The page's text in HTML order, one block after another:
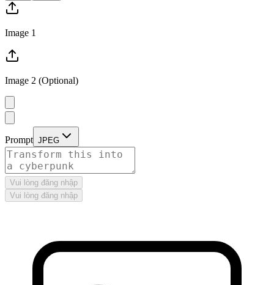
Image 1
Image 2 (Optional)
Prompt JPEG
Vui lòng đăng nhập
Vui lòng đăng nhập